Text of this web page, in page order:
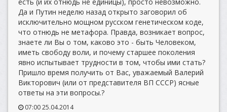
Да и Путин неделю назад открыто заговорил об
исключительно мощном русском генетическом коде,
что отнюдь не метафора. Правда, возникает вопрос,
знаете ли Вы о том, каково это - быть Человеком,
иметь свободу воли, и почему старшее поколения
явно испытывает трудности в том, чтобы ими стать?
Пришло время получить от Вас, уважаемый Валерий
Викторович (или от представителя ВП СССР) ясные
ответы на эти вопросы.?
07:00 25.04.2014